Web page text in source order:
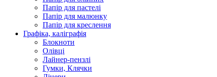
Папір для пастелі
Папір для малюнку
Папір для креслення
Графіка, каліграфія
Блокноти
Олівці
Лайнер-пензлі
Гумки, Клячки